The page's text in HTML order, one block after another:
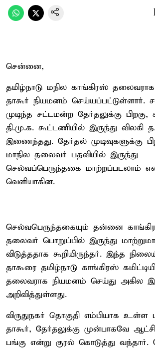
சென்னை,
தமிழ்நாடு மநில காங்கிரஸ்
தாகூர் நியமனம் செய்யப்பட்டுள்ளார்.
முடிந்த சட்டமன்ற தேர்தலுக்கு பிறகு,
தி.மு.க. கூட்டணியில் இருந்து விலகி
இணைந்தது. தேர்தல் முடிவுகளுக்கு
மாநில தலைவர் பதவியில் இருந்து
செல்வப்பெருந்தகை மாற்றப்படலாம்
வெளியாகின.
செல்வபெருந்தகையும் தன்னை
தலைவர் பொறுப்பில் இருந்து
விடுத்ததாக கூறியிருந்தர். இந்த
தாகூரை தமிழ்நாடு காங்கிரஸ்
தலைவராக நியமனம் செய்து அகில
அறிவித்துள்ளது.
விருதுநகர் தொகுதி எம்பியாக உள்ள
தாகூர், தேர்தலுக்கு முன்பாகவே
பங்கு என்று குரல் கொடுத்து வந்தார்.